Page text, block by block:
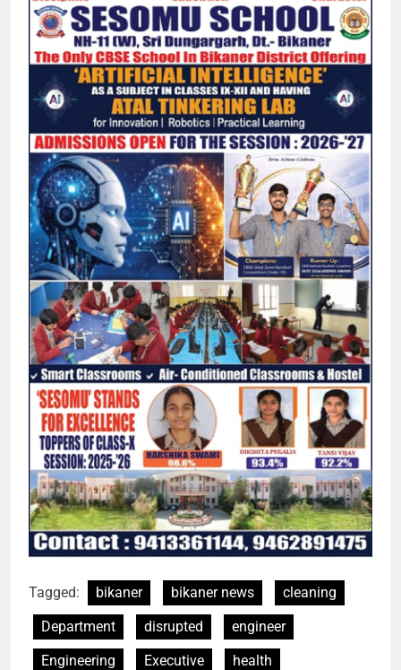
Tagged: bikaner bikaner news
cleaning
Department
disrupted
engineer
Engineering
Executive
health